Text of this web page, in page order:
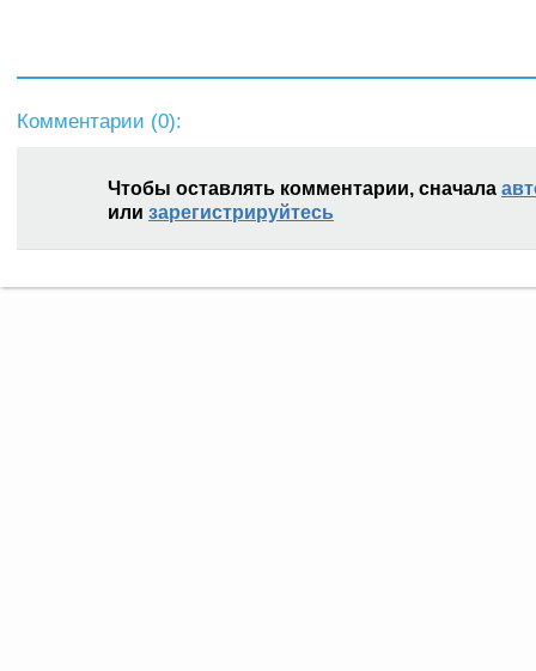
Комментарии (0):
Чтобы оставлять комментарии, сначала
или зарегистрируйтесь